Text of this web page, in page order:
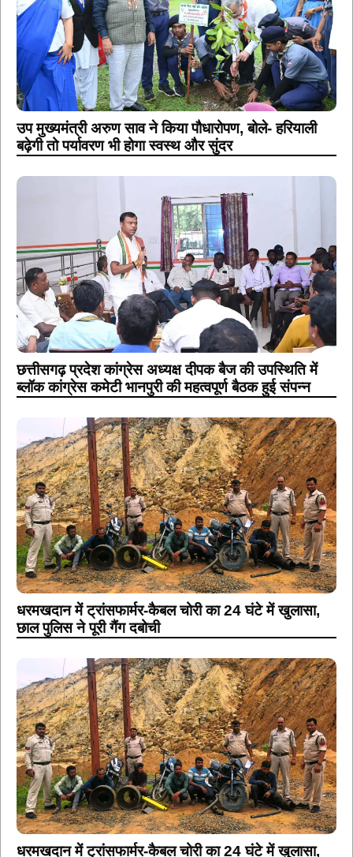
उप मुख्यमंत्री अरुण साव ने किया पौधारोपण, बोले- हरियाली
बढ़ेगी तो पर्यावरण भी होगा स्वस्थ और सुंदर
छत्तीसगढ़ प्रदेश कांग्रेस अध्यक्ष दीपक बैज की उपस्थिति में
ब्लॉक कांग्रेस कमेटी भानपुरी की महत्वपूर्ण बैठक हुई संपन्न
धरमखदान में ट्रांसफार्मर-कैबल चोरी का 24 घंटे में खुलासा,
छाल पुलिस ने पूरी गैंग दबोची
धरमखदान में ट्रांसफार्मर-कैबल चोरी का 24 घंटे में खुलासा,